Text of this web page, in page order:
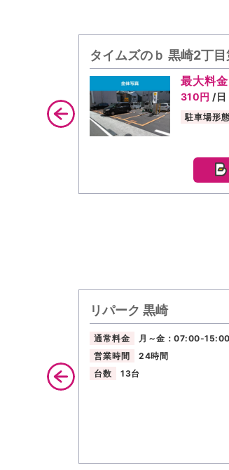
タイムズのｂ 黒崎2丁
最大料金
310円 /日
駐車場形態
リパーク 黒崎
通常料金
月～金：07:00-
営業時間
24時間
台数
13台